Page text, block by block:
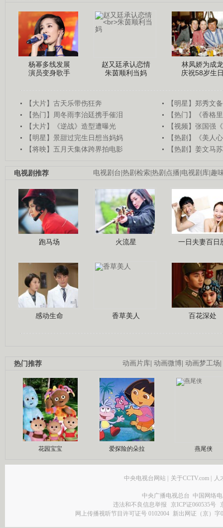
杨幂多线发展
演员变身歌手
赵又廷承认恋情
朱茵顺利当妈
林凤娇为成龙
庆祝58岁生
【大片】古天乐带伤狂奔
【明星】郑秀文
【热门】周冬雨李治廷携手催泪
【热门】《香格
【大片】《逆战》造型遭曝光
【视频】张国强
【明星】景甜过完生日想当妈妈
【热剧】《美人
【将映】五月天集体跨界拍电影
【热剧】姜文马
电视剧台|热剧检索|热剧点播|电视剧库|趣
电视剧推荐
跑马场 火流星 一日夫妻百日
感动生命 香草美人 百花深处
动画片库| 动画微博| 动画梦工场|
热门推荐
花园宝宝 爱探险的朵拉 燕尾侠
中央电视台网站 | 关于CCTV.com | 人
中央广播电视总台 中国网络
违法和不良信息举报
京ICP证060535号
网上传播视听节目许可证号 0102004 新出网证（京）